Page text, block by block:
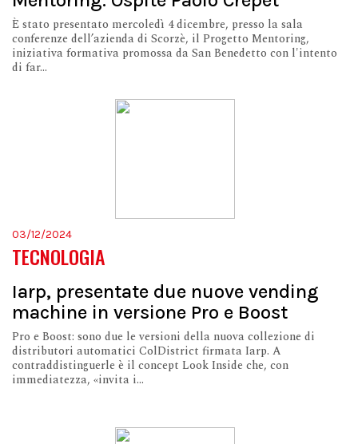
È stato presentato mercoledì 4 dicembre, presso la sala
conferenze dell’azienda di Scorzè, il Progetto Mentoring,
iniziativa formativa promossa da San Benedetto con l'intento
di far...
03/12/2024
TECNOLOGIA
Iarp, presentate due nuove vending
machine in versione Pro e Boost
Pro e Boost: sono due le versioni della nuova collezione di
distributori automatici ColDistrict firmata Iarp. A
contraddistinguerle è il concept Look Inside che, con
immediatezza, «invita i...